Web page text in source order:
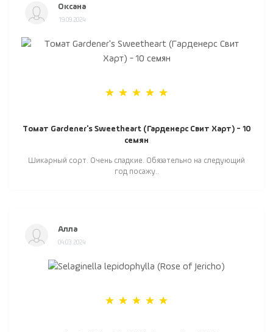
Оксана
19.09.2024
Томат Gardener's Sweetheart (Гарденерс Свит Харт) - 10
семян
Шикарный сорт. Очень сладкие. Обязательно на следующий
год посажу..
Алла
04.03.2024